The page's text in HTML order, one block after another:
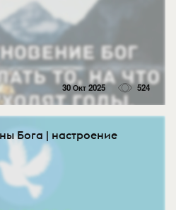
30 Окт 2025 524
Бога | настроение